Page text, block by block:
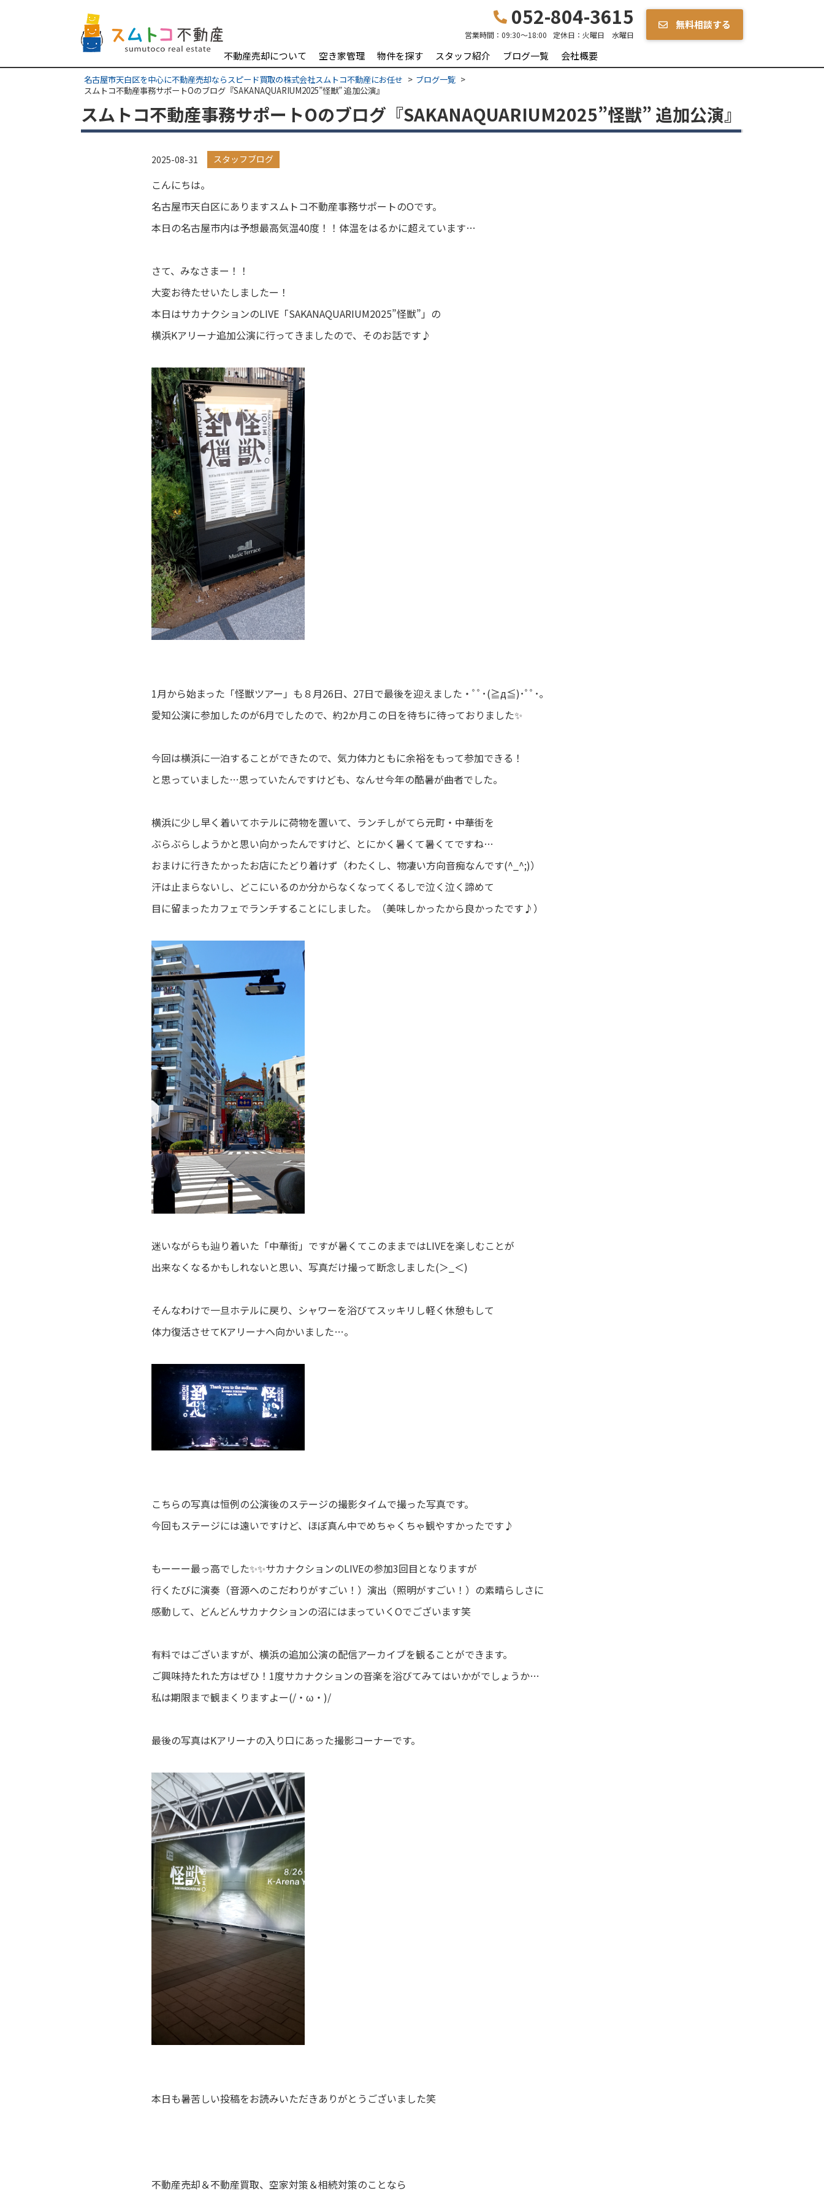
052-804-3615
営業時間： 09:30〜18:00 定休日： 火曜日 水曜日
無料相談する
不動産売却について 空き家管理 物件を探す スタッフ紹介 ブログ一覧 会社概要
名古屋市天白区を中心に不動産売却ならスピード買取の株式会社スムトコ不動産にお任せ
ブログ一覧
スムトコ不動産事務サポートOのブログ『SAKANAQUARIUM2025”怪獣” 追加公演』
スムトコ不動産事務サポートOのブログ『SAKANAQUARIUM2025”怪獣” 追加公演』
2025-08-31 スタッフブログ
こんにちは。
名古屋市天白区にありますスムトコ不動産事務サポートのOです。
本日の名古屋市内は予想最高気温40度！！体温をはるかに超えています…
さて、みなさまー！！
大変お待たせいたしましたー！
本日はサカナクションのLIVE「SAKANAQUARIUM2025”怪獣”」の
横浜Kアリーナ追加公演に行ってきましたので、そのお話です♪
1月から始まった「怪獣ツアー」も８月26日、27日で最後を迎えました・ﾟﾟ･(≧д≦)･ﾟﾟ･｡
愛知公演に参加したのが6月でしたので、約2か月この日を待ちに待っておりました✨
今回は横浜に一泊することができたので、気力体力ともに余裕をもって参加できる！
と思っていました…思っていたんですけども、なんせ今年の酷暑が曲者でした。
横浜に少し早く着いてホテルに荷物を置いて、ランチしがてら元町・中華街を
ぶらぶらしようかと思い向かったんですけど、とにかく暑くて暑くてですね…
おまけに行きたかったお店にたどり着けず（わたくし、物凄い方向音痴なんです(^_^;)）
汗は止まらないし、どこにいるのか分からなくなってくるしで泣く泣く諦めて
目に留まったカフェでランチすることにしました。（美味しかったから良かったです♪）
迷いながらも辿り着いた「中華街」ですが暑くてこのままではLIVEを楽しむことが
出来なくなるかもしれないと思い、写真だけ撮って断念しました(＞_＜)
そんなわけで一旦ホテルに戻り、シャワーを浴びてスッキリし軽く休憩もして
体力復活させてKアリーナへ向かいました…。
こちらの写真は恒例の公演後のステージの撮影タイムで撮った写真です。
今回もステージには遠いですけど、ほぼ真ん中でめちゃくちゃ観やすかったです♪
もーーー最っ高でした✨✨サカナクションのLIVEの参加3回目となりますが
行くたびに演奏（音源へのこだわりがすごい！）演出（照明がすごい！）の素晴らしさに
感動して、 どんどんサカナクションの沼にはまっていくOでございます笑
有料ではございますが、横浜の追加公演の配信アーカイブを観ることができます。
ご興味持たれた方はぜひ！1度サカナクションの音楽を浴びてみてはいかがでしょうか…
私は期限まで観まくりますよー(/・ω・)/
最後の写真はKアリーナの入り口にあった撮影コーナーです。
本日も暑苦しい投稿をお読みいただきありがとうございました笑
不動産売却＆不動産買取、空家対策＆相続対策のことなら